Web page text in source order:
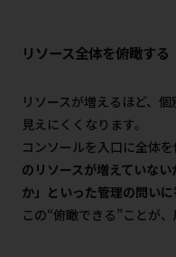
リソース全体を俯瞰する
リソースが増えるほど、
見えにくくなります。
コンソールを入口に全体を
のリソースが増えていな
か」といった管理の問い
この“俯瞰できる”ことが